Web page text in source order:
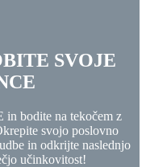
SVOJE
bodite na tekočem z
svojo poslovno
in odkrijte naslednjo
učinkovitost!